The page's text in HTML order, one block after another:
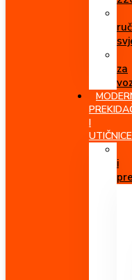
za
I
UTIČNICE
i